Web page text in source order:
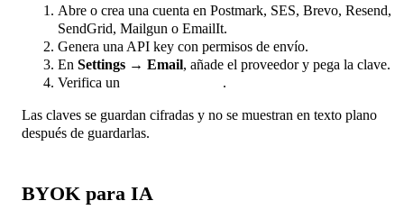
Abre o crea una cuenta en Postmark, SES, Brevo, Resend,
SendGrid, Mailgun o EmailIt.
Genera una API key con permisos de envío.
En Settings → Email, añade el proveedor y pega la clave.
Verifica un
.
Las claves se guardan cifradas y no se muestran en texto plano
después de guardarlas.
BYOK para IA